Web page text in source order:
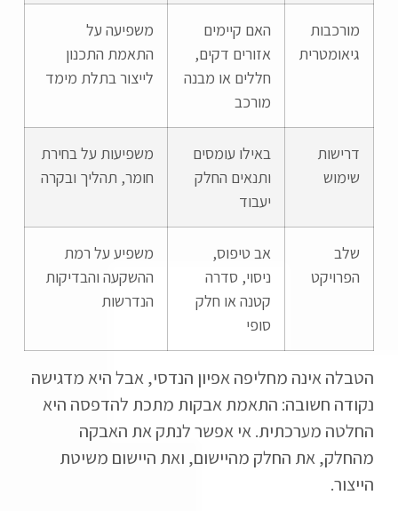
מורכבות
גיאומטרית
האם קיימים
אזורים דקים,
חללים או מבנה
מורכב
משפיעה על
התאמת התכנון
לייצור בתלת מימד
דרישות
שימוש
באילו עומסים
ותנאים החלק
יעבוד
משפיעות על בחירת
חומר, תהליך ובקרה
שלב
הפרויקט
אב טיפוס,
ניסוי, סדרה
קטנה או חלק
סופי
משפיע על רמת
ההשקעה והבדיקות
הנדרשות
הטבלה אינה מחליפה אפיון הנדסי, אבל היא מדגישה
נקודה חשובה: התאמת אבקות מתכת להדפסה היא
החלטה מערכתית. אי אפשר לנתק את האבקה
מהחלק, את החלק מהיישום, ואת היישום משיטת
הייצור.